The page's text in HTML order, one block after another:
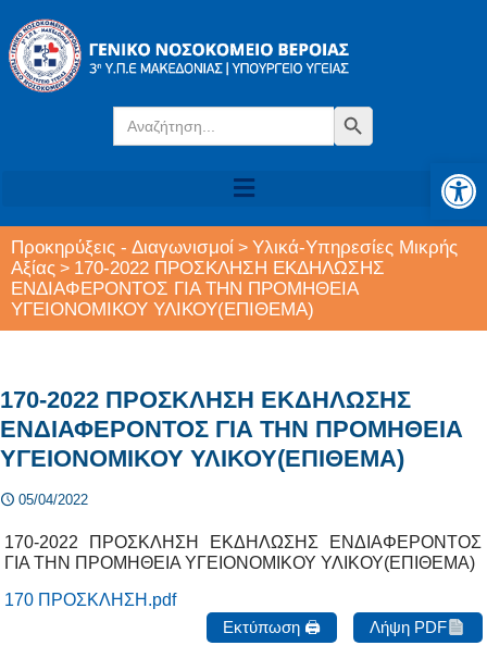
Search
for:
Search Button
Προκηρύξεις - Διαγωνισμοί > Υλικά-Υπηρεσίες Μικρής
Αξίας > 170-2022 ΠΡΟΣΚΛΗΣΗ ΕΚΔΗΛΩΣΗΣ
ΕΝΔΙΑΦΕΡΟΝΤΟΣ ΓΙΑ ΤΗΝ ΠΡΟΜΗΘΕΙΑ
ΥΓΕΙΟΝΟΜΙΚΟΥ ΥΛΙΚΟΥ(ΕΠΙΘΕΜΑ)
170-2022 ΠΡΟΣΚΛΗΣΗ ΕΚΔΗΛΩΣΗΣ
ΕΝΔΙΑΦΕΡΟΝΤΟΣ ΓΙΑ ΤΗΝ ΠΡΟΜΗΘΕΙΑ
ΥΓΕΙΟΝΟΜΙΚΟΥ ΥΛΙΚΟΥ(ΕΠΙΘΕΜΑ)
05/04/2022
170-2022 ΠΡΟΣΚΛΗΣΗ ΕΚΔΗΛΩΣΗΣ ΕΝΔΙΑΦΕΡΟΝΤΟΣ
ΓΙΑ ΤΗΝ ΠΡΟΜΗΘΕΙΑ ΥΓΕΙΟΝΟΜΙΚΟΥ ΥΛΙΚΟΥ(ΕΠΙΘΕΜΑ)
170 ΠΡΟΣΚΛΗΣΗ.pdf
Εκτύπωση 🖨
Λήψη PDF